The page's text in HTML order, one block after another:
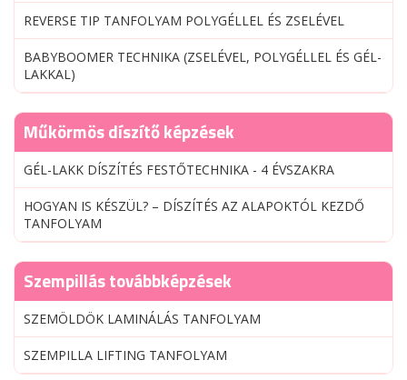
REVERSE TIP TANFOLYAM POLYGÉLLEL ÉS ZSELÉVEL
BABYBOOMER TECHNIKA (ZSELÉVEL, POLYGÉLLEL ÉS GÉL-
LAKKAL)
Műkörmös díszítő képzések
GÉL-LAKK DÍSZÍTÉS FESTŐTECHNIKA - 4 ÉVSZAKRA
HOGYAN IS KÉSZÜL? – DÍSZÍTÉS AZ ALAPOKTÓL KEZDŐ
TANFOLYAM
Szempillás továbbképzések
SZEMÖLDÖK LAMINÁLÁS TANFOLYAM
SZEMPILLA LIFTING TANFOLYAM